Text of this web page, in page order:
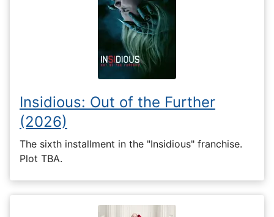
Insidious: Out of the Further
(2026)
The sixth installment in the "Insidious" franchise.
Plot TBA.